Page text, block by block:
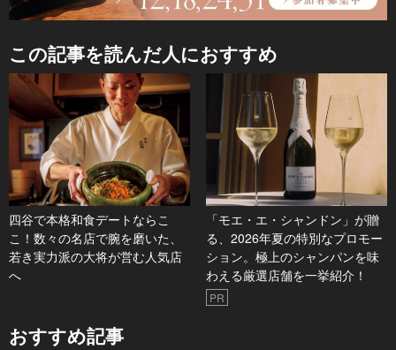
この記事を読んだ人におすすめ
四谷で本格和食デートならこ
こ！数々の名店で腕を磨いた、
若き実力派の大将が営む人気店
へ
「モエ・エ・シャンドン」が贈
る、2026年夏の特別なプロモー
ション。極上のシャンパンを味
わえる厳選店舗を一挙紹介！
PR
おすすめ記事